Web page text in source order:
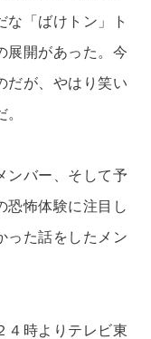
な「ばけトン」ト
展開があった。今
だが、やはり笑い
ンバー、そして予
恐怖体験に注目し
った話をしたメン
４時よりテレビ東